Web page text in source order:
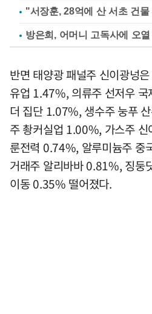
"서장훈, 28억에 산 서초 건
방은희, 어머니 고독사에 오
반면 태양광 패널주 신이광넝
유업 1.47%, 의류주 선저우
더 집단 1.07%, 생수주 눙푸
주 촹커실업 1.00%, 가스주
룬전력 0.74%, 알루미늄주 중
거래주 알리바바 0.81%, 징둥
이동 0.35% 떨어졌다.